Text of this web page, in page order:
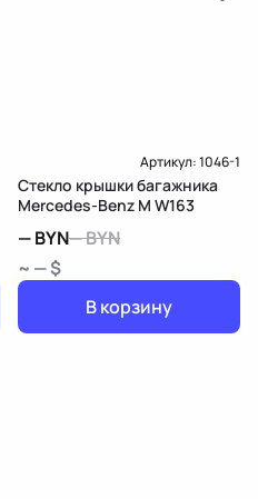
Артикул:1046-1
Стекло крышки багажника
Mercedes-Benz M W163
—BYN—BYN
~ — $
В корзину